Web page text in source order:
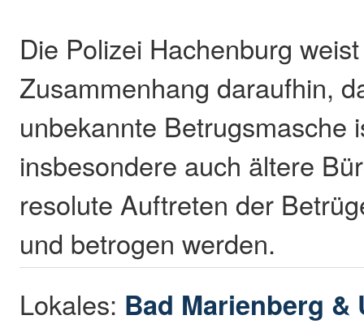
Die Polizei Hachenburg
Zusammenhang daraufhin,
unbekannte Betrugsmasche
insbesondere auch ältere
resolute Auftreten der
und betrogen werden.
Lokales: Bad Marienberg &